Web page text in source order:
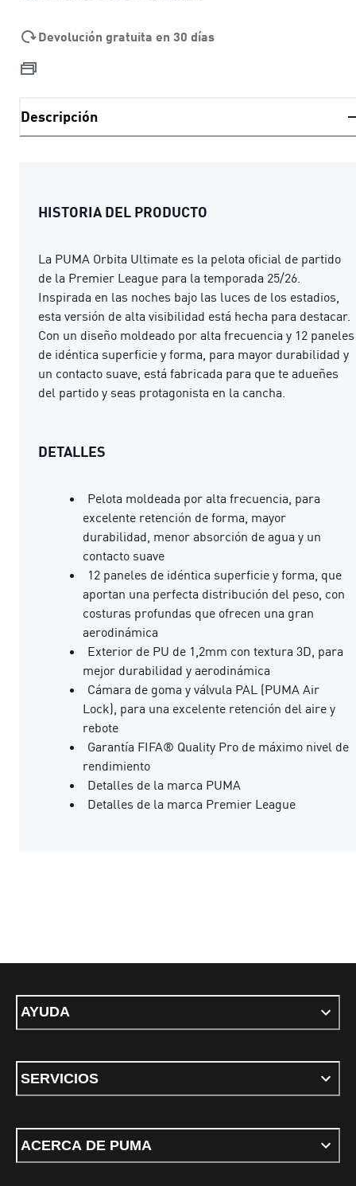
Devolución gratuita en 30 días
Descripción
HISTORIA DEL PRODUCTO
La PUMA Orbita Ultimate es la pelota oficial de partido
de la Premier League para la temporada 25/26.
Inspirada en las noches bajo las luces de los estadios,
esta versión de alta visibilidad está hecha para destacar.
Con un diseño moldeado por alta frecuencia y 12 paneles
de idéntica superficie y forma, para mayor durabilidad y
un contacto suave, está fabricada para que te adueñes
del partido y seas protagonista en la cancha.
DETALLES
Pelota moldeada por alta frecuencia, para
excelente retención de forma, mayor
durabilidad, menor absorción de agua y un
contacto suave
12 paneles de idéntica superficie y forma, que
aportan una perfecta distribución del peso, con
costuras profundas que ofrecen una gran
aerodinámica
Exterior de PU de 1,2mm con textura 3D, para
mejor durabilidad y aerodinámica
Cámara de goma y válvula PAL (PUMA Air
Lock), para una excelente retención del aire y
rebote
Garantía FIFA® Quality Pro de máximo nivel de
rendimiento
Detalles de la marca PUMA
Detalles de la marca Premier League
AYUDA
SERVICIOS
ACERCA DE PUMA